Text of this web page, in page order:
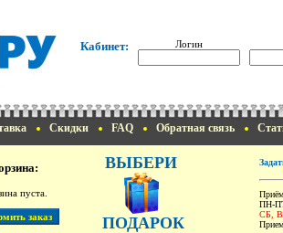
Кабинет: Логин
Скидки FAQ Обратная связь
пуста.
ВЫБЕРИ
ПОДАРОК
ПН-
СБ,